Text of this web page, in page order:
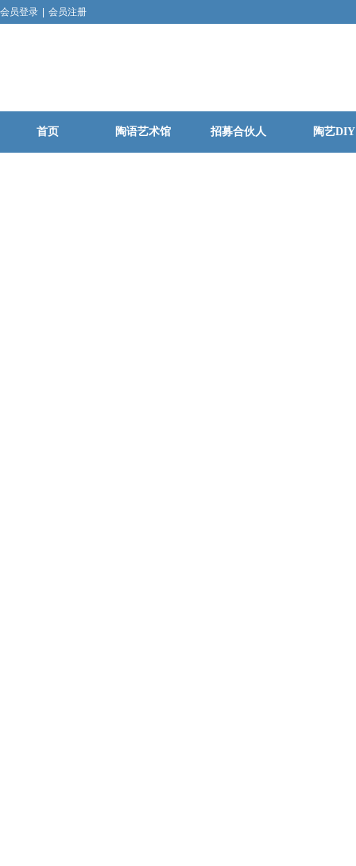
会员登录 会员注册
首页 陶语艺术馆 招募合伙人 陶艺DIY